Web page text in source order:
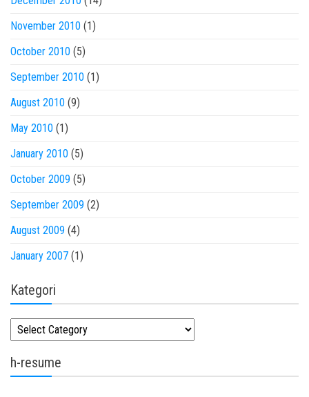
November 2010 (1)
October 2010 (5)
September 2010 (1)
August 2010 (9)
May 2010 (1)
January 2010 (5)
October 2009 (5)
September 2009 (2)
August 2009 (4)
January 2007 (1)
Kategori
Kategori
h-resume